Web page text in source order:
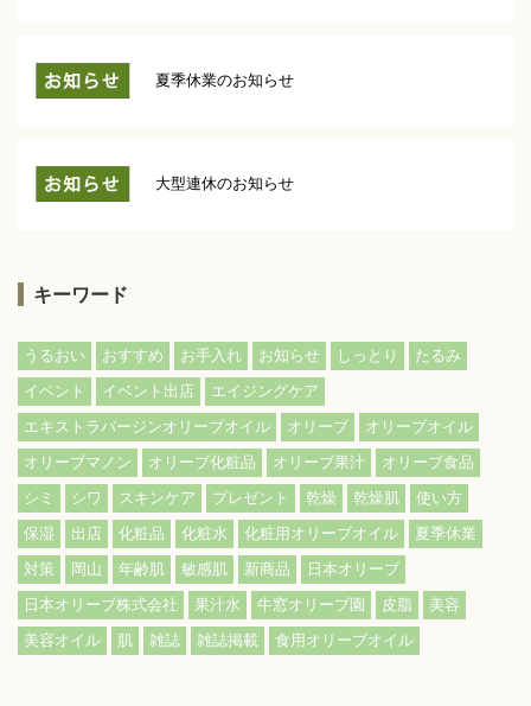
夏季休業のお知らせ
大型連休のお知らせ
キーワード
うるおい おすすめ お手入れ お知らせ しっとり
たるみ
イベント
イベント出店
エイジングケア
エキストラバージンオリーブオイル
オリーブ
オリーブオイル
オリーブマノン
オリーブ化粧品 オリーブ果汁
オリーブ食品
シミ
シワ スキンケア プレゼント 乾燥 乾燥肌
使い方
保湿
出店 化粧品 化粧水 化粧用オリーブオイル
夏季休業
対策
岡山 年齢肌 敏感肌 新商品
日本オリーブ
日本オリーブ株式会社
果汁水 牛窓オリーブ園 皮脂
美容
美容オイル
肌 雑誌 雑誌掲載 食用オリーブオイル